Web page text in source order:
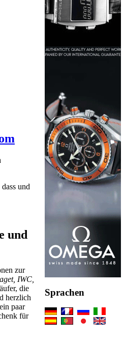
und
und
zur
IWC,
die
herzlich
paar
für
Sprachen